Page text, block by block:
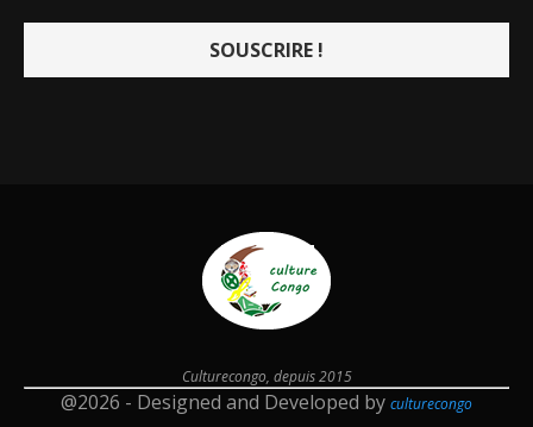
Culturecongo, depuis 2015
@2026 - Designed and Developed by culturecongo